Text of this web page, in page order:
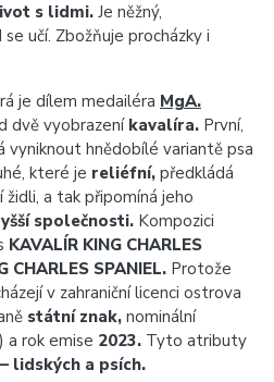
s lidmi. Je něžný,
učí. Zbožňuje procházky i
je dílem medailéra MgA.
dvě vyobrazení kavalíra. První,
vyniknout hnědobílé variantě psa
které je reliéfní, předkládá
židli, a tak připomíná jeho
společnosti. Kompozici
KAVALÍR KING CHARLES
CHARLES SPANIEL. Protože
v zahraniční licenci ostrova
státní znak, nominální
a rok emise 2023. Tyto atributy
lidských a psích.